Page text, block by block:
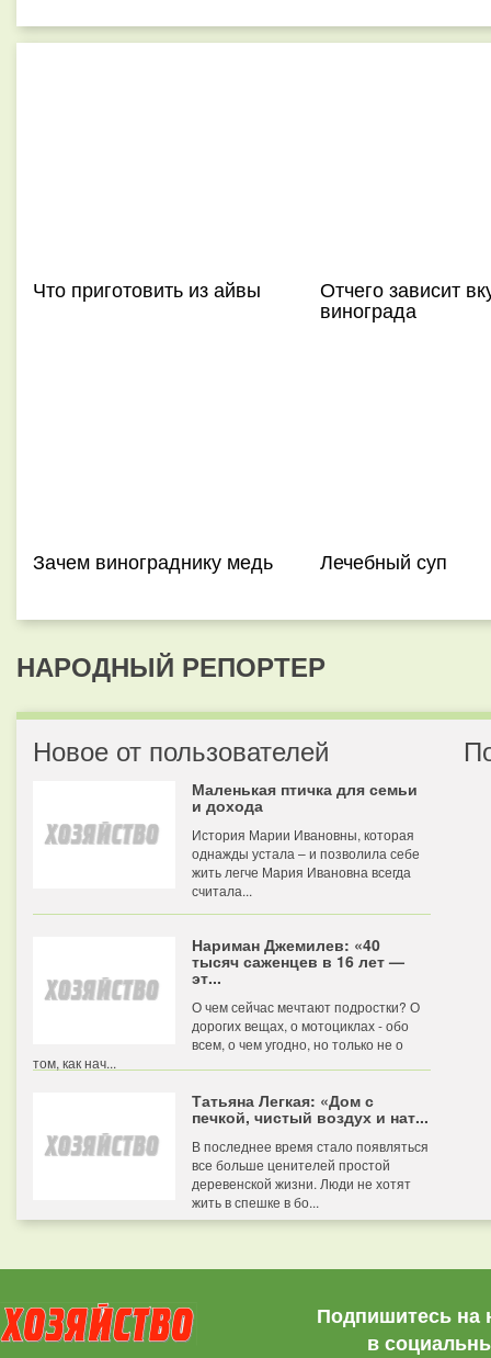
Что приготовить из айвы Отчего зависит
винограда
Зачем винограднику медь Лечебный суп
НАРОДНЫЙ РЕПОРТЕР
Новое от пользователей
Маленькая птичка для семьи
и дохода
История Марии Ивановны, которая
однажды устала – и позволила себе
жить легче Мария Ивановна всегда
считала...
Нариман Джемилев: «40
тысяч саженцев в 16 лет —
эт...
О чем сейчас мечтают подростки? О
дорогих вещах, о мотоциклах - обо
всем, о чем угодно, но только не о
том, как нач...
Татьяна Легкая: «Дом с
печкой, чистый воздух и нат...
В последнее время стало появляться
все больше ценителей простой
деревенской жизни. Люди не хотят
жить в спешке в бо...
Подпишитесь на
в